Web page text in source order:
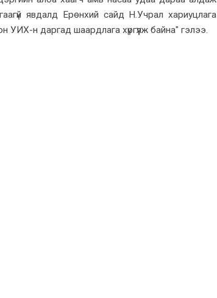
явдалд Ерөнхий сайд Н.Учрал хариуцлага
н даргад шаардлага хүргүүлж байна" гэлээ.